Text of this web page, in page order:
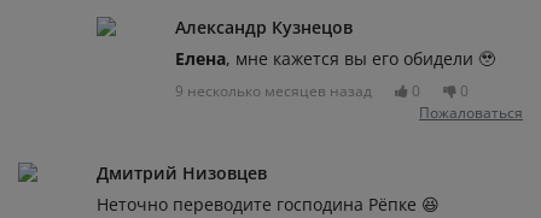
Александр Кузнецов
Елена, мне кажется вы его обидели 🥹
9 несколько месяцев назад 0
0
Пожаловаться
Дмитрий Низовцев
Неточно переводите господина Рёпке 😆